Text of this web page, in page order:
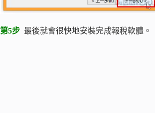
第5步 最後就會很快地安裝完成報稅軟體。